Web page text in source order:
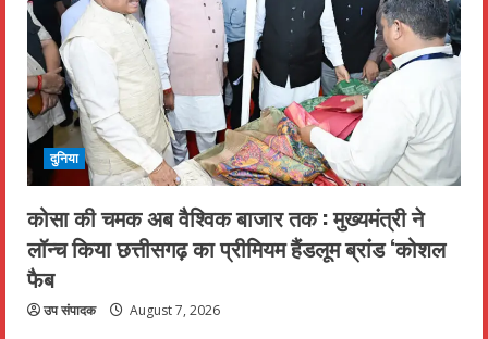
दुनिया
कोसा की चमक अब वैश्विक बाजार तक : मुख्यमंत्री ने
लॉन्च किया छत्तीसगढ़ का प्रीमियम हैंडलूम ब्रांड ‘कोशल
फैब
उप संपादक August 7, 2026